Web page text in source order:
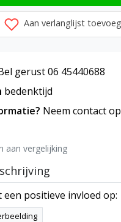
Aan verlanglijst
gerust 06 45440688
bedenktijd
Neem contact
aan vergelijking
positieve invloed op: